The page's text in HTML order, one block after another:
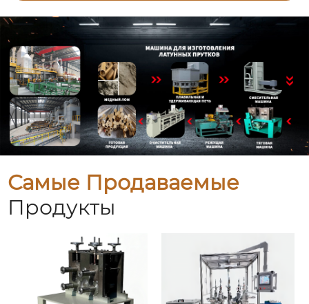
Самые Продаваемые
Продукты